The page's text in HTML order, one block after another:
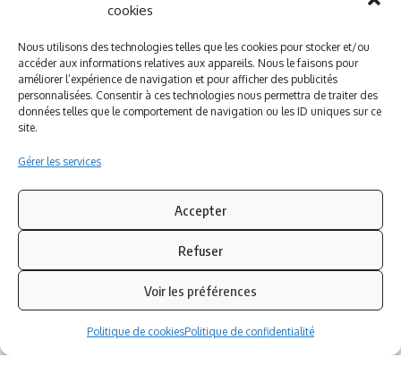
cookies
Nous utilisons des technologies telles que les cookies pour stocker et/ou
accéder aux informations relatives aux appareils. Nous le faisons pour
améliorer l’expérience de navigation et pour afficher des publicités
personnalisées. Consentir à ces technologies nous permettra de traiter des
données telles que le comportement de navigation ou les ID uniques sur ce
site.
Gérer les services
Accepter
Refuser
Voir les préférences
Politique de cookiesPolitique de confidentialité
A PROPOS DE NOUS
Qui sommes-nous ?
Newsletter
Nous contacter
INFORMATIONS LEGALES
Politique de cookies
Politique de confidentialité
Mentions légales
Inscrivez-vous à notre newsletter
Abonnez-vous à notre
instantanément les dernières actualités !